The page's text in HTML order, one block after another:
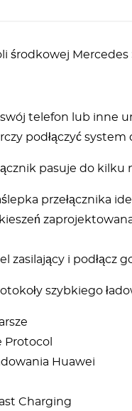
środkowej
telefon lub inne
podłączyć
pasuje do kilku
przełącznika
zasilający i podłącz
szybkiego
Protocol
Huawei
Charging